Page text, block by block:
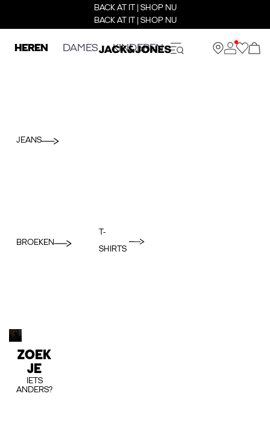
BACK AT IT | SHOP NU
BACK AT IT | SHOP NU
HEREN DAMES KINDEREN
JEANS
BROEKEN
T-
SHIRTS
ZOEK
JE
IETS
ANDERS?